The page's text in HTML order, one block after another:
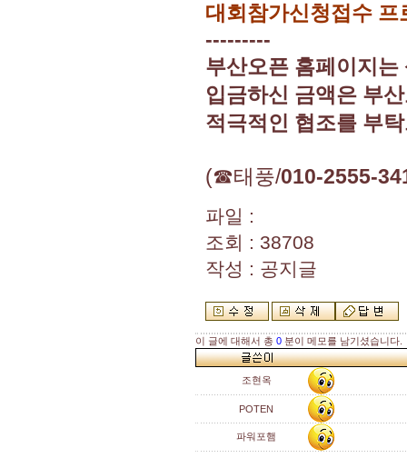
대회참가신청접수
---------
부산오픈 홈페이지
입금하신 금액은 부
적극적인 협조를 부
(☎태풍/010-2555-
파일 :
조회 : 38708
작성 : 공지글
이 글에 대해서 총 0 분이 메모를 남기셨습니다.
조현옥
POTEN
파워포햄